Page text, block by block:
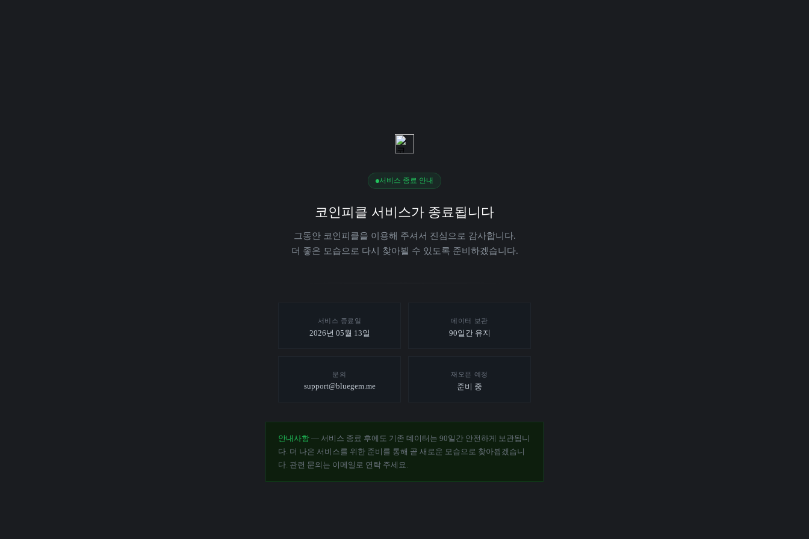
서비스 종료 안내
코인피클 서비스가 종료됩니다
그동안 코인피클을 이용해 주셔서 진심으로 감사합니다.
더 좋은 모습으로 다시 찾아뵐 수 있도록 준비하겠습니다.
서비스 종료일
2026년 05월 13일
데이터 보관
90일간 유지
문의
support@bluegem.me
재오픈 예정
준비 중
안내사항 — 서비스 종료 후에도 기존 데이터는 90일간 안전하게 보관됩니
다. 더 나은 서비스를 위한 준비를 통해 곧 새로운 모습으로 찾아뵙겠습니
다. 관련 문의는 이메일로 연락 주세요.